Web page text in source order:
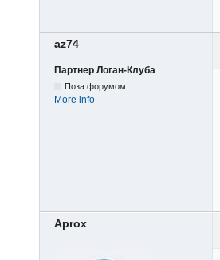
az74
Партнер Логан-Клуба
Поза форумом
More info
Aprox